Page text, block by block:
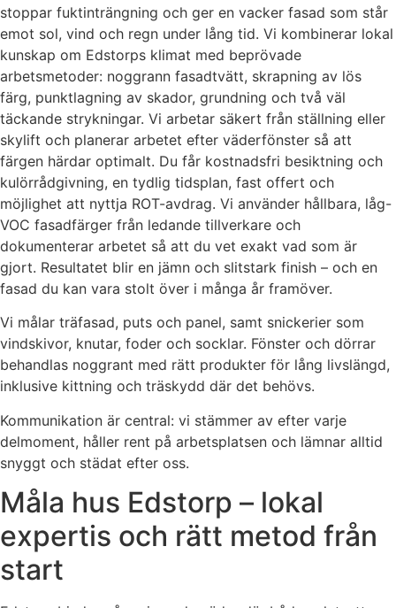
stoppar fuktinträngning och ger en vacker fasad som står
emot sol, vind och regn under lång tid. Vi kombinerar lokal
kunskap om Edstorps klimat med beprövade
arbetsmetoder: noggrann fasadtvätt, skrapning av lös
färg, punktlagning av skador, grundning och två väl
täckande strykningar. Vi arbetar säkert från ställning eller
skylift och planerar arbetet efter väderfönster så att
färgen härdar optimalt. Du får kostnadsfri besiktning och
kulörrådgivning, en tydlig tidsplan, fast offert och
möjlighet att nyttja ROT-avdrag. Vi använder hållbara, låg-
VOC fasadfärger från ledande tillverkare och
dokumenterar arbetet så att du vet exakt vad som är
gjort. Resultatet blir en jämn och slitstark finish – och en
fasad du kan vara stolt över i många år framöver.
Vi målar träfasad, puts och panel, samt snickerier som
vindskivor, knutar, foder och socklar. Fönster och dörrar
behandlas noggrant med rätt produkter för lång livslängd,
inklusive kittning och träskydd där det behövs.
Kommunikation är central: vi stämmer av efter varje
delmoment, håller rent på arbetsplatsen och lämnar alltid
snyggt och städat efter oss.
Måla hus Edstorp – lokal
expertis och rätt metod från
start